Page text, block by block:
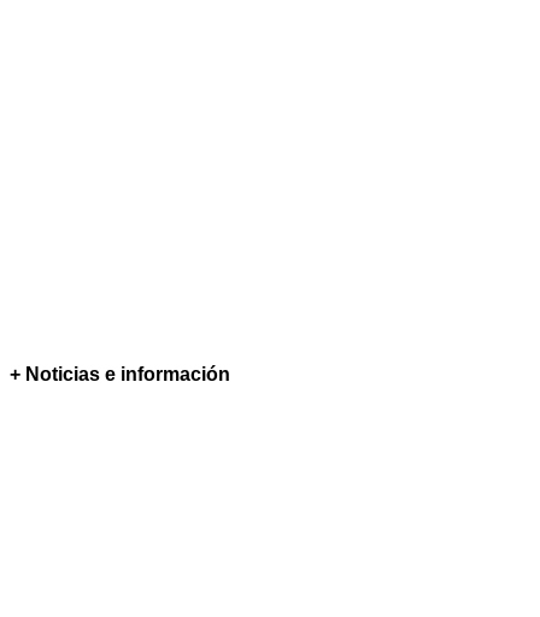
+ Noticias e información